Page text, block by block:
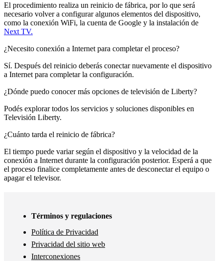
El procedimiento realiza un reinicio de fábrica, por lo que será
necesario volver a configurar algunos elementos del dispositivo,
como la conexión WiFi, la cuenta de Google y la instalación de
Next TV.
¿Necesito conexión a Internet para completar el proceso?
Sí. Después del reinicio deberás conectar nuevamente el dispositivo
a Internet para completar la configuración.
¿Dónde puedo conocer más opciones de televisión de Liberty?
Podés explorar todos los servicios y soluciones disponibles en
Televisión Liberty.
¿Cuánto tarda el reinicio de fábrica?
El tiempo puede variar según el dispositivo y la velocidad de la
conexión a Internet durante la configuración posterior. Esperá a que
el proceso finalice completamente antes de desconectar el equipo o
apagar el televisor.
Términos y regulaciones
Política de Privacidad
Privacidad del sitio web
Interconexiones